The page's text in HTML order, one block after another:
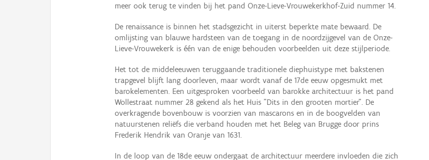
meer ook terug te vinden bij het pand Onze-Lieve-Vrouwekerkhof-Zuid nummer 14.
De renaissance is binnen het stadsgezicht in uiterst beperkte mate bewaard. De
omlijsting van blauwe hardsteen van de toegang in de noordzijgevel van de Onze-
Lieve-Vrouwekerk is één van de enige behouden voorbeelden uit deze stijlperiode.
Het tot de middeleeuwen teruggaande traditionele diephuistype met bakstenen
trapgevel blijft lang doorleven, maar wordt vanaf de 17de eeuw opgesmukt met
barokelementen. Een uitgesproken voorbeeld van barokke architectuur is het pand
Wollestraat nummer 28 gekend als het Huis "Dits in den grooten mortier". De
overkragende bovenbouw is voorzien van mascarons en in de boogvelden van
natuurstenen reliëfs die verband houden met het Beleg van Brugge door prins
Frederik Hendrik van Oranje van 1631.
In de loop van de 18de eeuw ondergaat de architectuur meerdere invloeden die zich